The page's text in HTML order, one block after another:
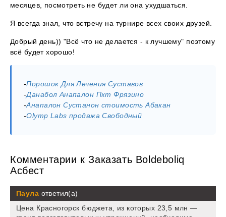
месяцев, посмотреть не будет ли она ухудшаться.
Я всегда знал, что встречу на турнире всех своих друзей.
Добрый день)) "Всё что не делается - к лучшему" поэтому
всё будет хорошо!
-Порошок Для Лечения Суставов
-Данабол Анапалон Пкт Фрязино
-Анапалон Сустанон стоимость Абакан
-Olymp Labs продажа Свободный
Комментарии к Заказать Boldeboliq
Асбест
Паула ответил(а)
Цена Красногорск бюджета, из которых 23,5 млн —